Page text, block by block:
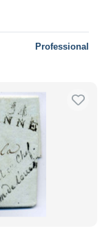
Professional